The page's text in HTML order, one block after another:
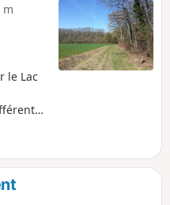
m
le Lac